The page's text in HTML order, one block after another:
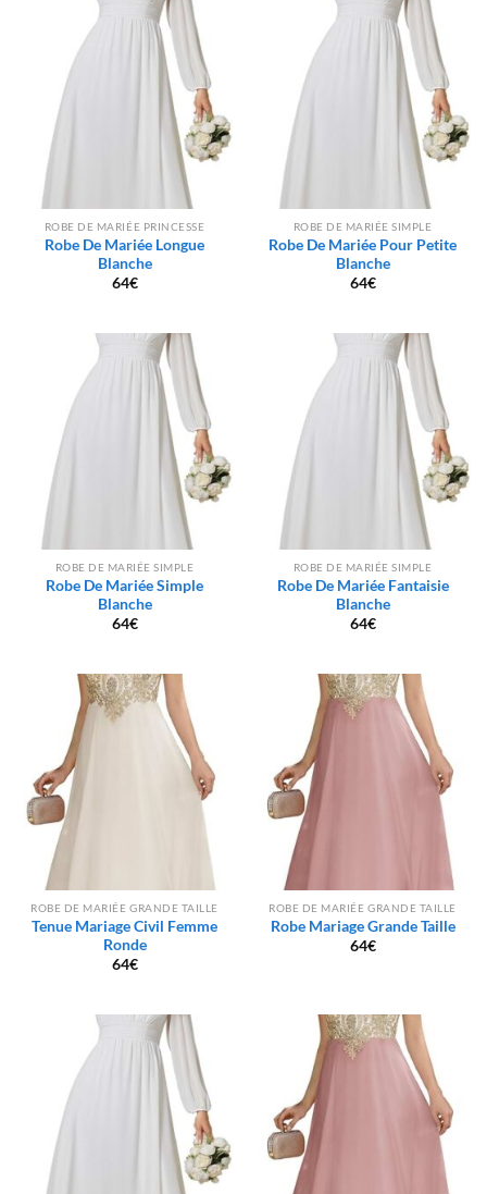
ROBE DE MARIÉE PRINCESSE
Robe De Mariée Longue
Blanche
64€
ROBE DE MARIÉE SIMPLE
Robe De Mariée Pour Petite
Blanche
64€
ROBE DE MARIÉE SIMPLE
Robe De Mariée Simple
Blanche
64€
ROBE DE MARIÉE SIMPLE
Robe De Mariée Fantaisie
Blanche
64€
ROBE DE MARIÉE GRANDE TAILLE
Tenue Mariage Civil Femme
Ronde
64€
ROBE DE MARIÉE GRANDE TAILLE
Robe Mariage Grande Taille
64€